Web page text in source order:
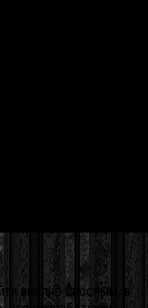
вполне сносным, в